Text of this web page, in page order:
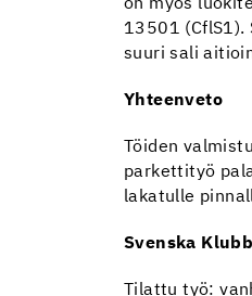
on myös
13501 (CflS1).
suuri sali
Yhteenveto
Töiden
parkettityö
lakatulle
Svenska
Tilattu työ: